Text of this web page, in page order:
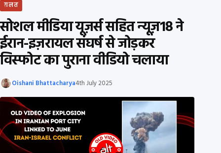
ग़लत
सोशल मीडिया यूज़र्स सहित न्यूज़18 ने
ईरान-इज़रायल संघर्ष से जोड़कर
विस्फोट का पुराना वीडियो चलाया
Oishani Bhattacharya4th July 2025